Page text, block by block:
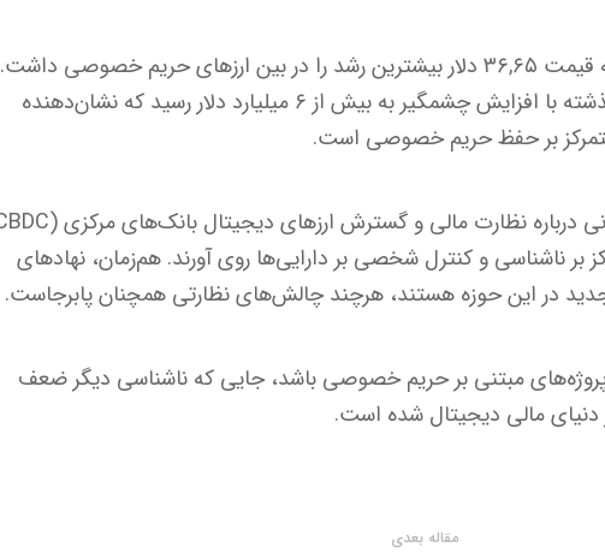
در این میان، دیکرد با جهش ۴۷,۳ درصدی به قیمت ۳۶,۶۵ دلار بیشترین رشد را در بین ارزهای حریم خصوصی داشت.
حجم معاملات کل این بخش در ۲۴ ساعت گذشته با افزایش چشمگیر به بیش از ۶ میلیارد دلار رسید که نشان‌دهنده
متمرکز بر حفظ حریم خصوصی است.
بر ناشناسی و کنترل شخصی بر دارایی‌ها روی آورند. هم‌زمان، نهادهای
در این حوزه هستند، هرچند چالش‌های نظارتی همچنان پابرجاست.
نقطه عطفی برای پروژه‌های مبتنی بر حریم خصوصی باشد، جایی که ناشناسی دیگر ضعف
مالی دیجیتال شده است.
مقاله بعدی